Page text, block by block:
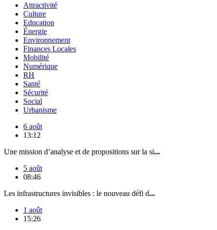
Attractivité
Culture
Education
Énergie
Environnement
Finances Locales
Mobilité
Numérique
RH
Santé
Sécurité
Social
Urbanisme
6 août
13:12
Une mission d’analyse et de propositions sur la si...
5 août
08:46
Les infrastructures invisibles : le nouveau défi d...
1 août
15:26